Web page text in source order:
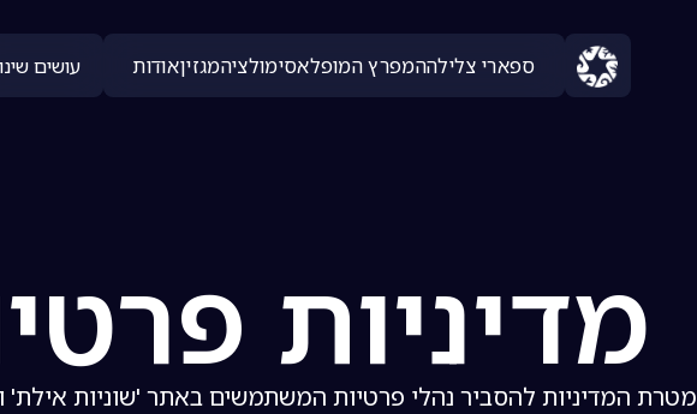
ספארי צלילההמפרץ המופלאסימולציהמגזיןאודות עושים
מדיניות
מטרת המדיניות להסביר נהלי פרטיות המשתמשים באתר 'שוניות